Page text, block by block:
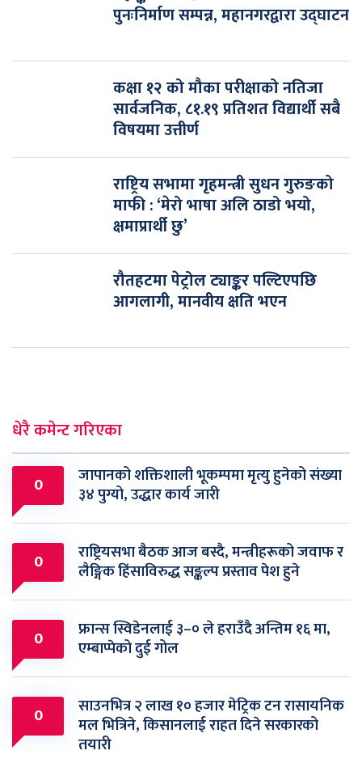
पुनःनिर्माण सम्पन्न, महानगरद्वारा उद्घाटन
कक्षा १२ को मौका परीक्षाको नतिजा
सार्वजनिक, ८१.१९ प्रतिशत विद्यार्थी सबै
विषयमा उत्तीर्ण
राष्ट्रिय सभामा गृहमन्त्री सुधन गुरुङको
माफी : ‘मेरो भाषा अलि ठाडो भयो,
क्षमाप्रार्थी छु’
रौतहटमा पेट्रोल ट्याङ्कर पल्टिएपछि
आगलागी, मानवीय क्षति भएन
धेरै कमेन्ट गरिएका
0 जापानको शक्तिशाली भूकम्पमा मृत्यु हुनेको संख्या
३४ पुग्यो, उद्धार कार्य जारी
0 राष्ट्रियसभा बैठक आज बस्दै, मन्त्रीहरूको जवाफ र
लैङ्गिक हिंसाविरुद्ध सङ्कल्प प्रस्ताव पेश हुने
0 फ्रान्स स्विडेनलाई ३–० ले हराउँदै अन्तिम १६ मा,
एम्बाप्पेको दुई गोल
0 साउनभित्र २ लाख १० हजार मेट्रिक टन रासायनिक
मल भित्रिने, किसानलाई राहत दिने सरकारको
तयारी